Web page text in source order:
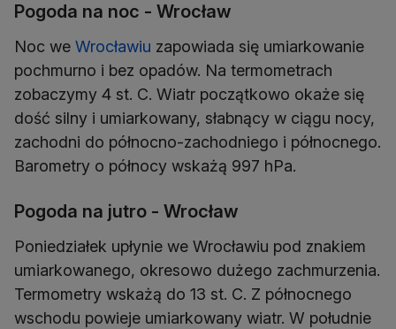
Pogoda na noc - Wrocław
Noc we Wrocławiu zapowiada się umiarkowanie
pochmurno i bez opadów. Na termometrach
zobaczymy 4 st. C. Wiatr początkowo okaże się
dość silny i umiarkowany, słabnący w ciągu nocy,
zachodni do północno-zachodniego i północnego.
Pogoda na jutro - Wrocław
Poniedziałek upłynie we Wrocławiu pod znakiem
umiarkowanego, okresowo dużego zachmurzenia.
Termometry wskażą do 13 st. C. Z północnego
wschodu powieje umiarkowany wiatr. W południe